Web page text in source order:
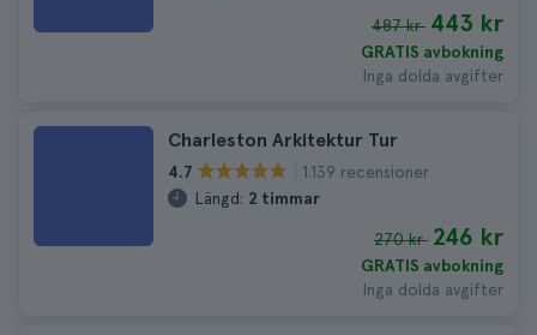
487 kr 443 kr
GRATIS avbokning
Inga dolda avgifter
Charleston Arkitektur Tur
4.7
1.139 recensioner
Längd: 2 timmar
270 kr 246 kr
GRATIS avbokning
Inga dolda avgifter